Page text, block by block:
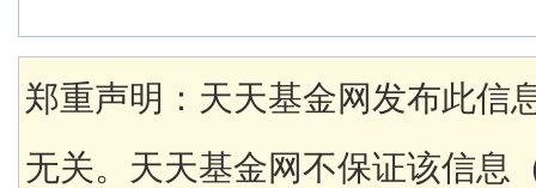
郑重声明：天天基金网发布此信
无关。天天基金网不保证该信息